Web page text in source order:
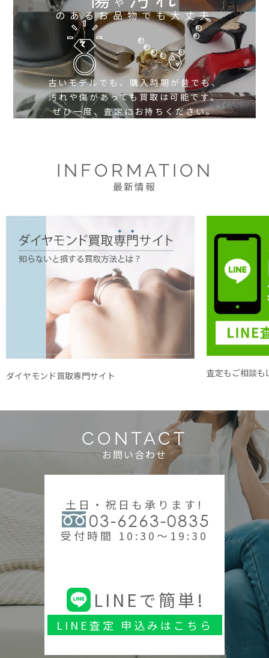
のあるお品物でも大丈夫
古いモデルでも、購入時期が昔でも、
汚れや傷があっても買取は可能です。
ぜひ一度、査定にお持ちください。
INFORMATION
最新情報
ダイヤモンド買取専門サイト 査定もご相談も
CONTACT
お問い合わせ
土日・祝日も承ります!
03-6263-0835
受付時間 10:30～19:30
LINEで簡単!
LINE査定 申込みはこちら